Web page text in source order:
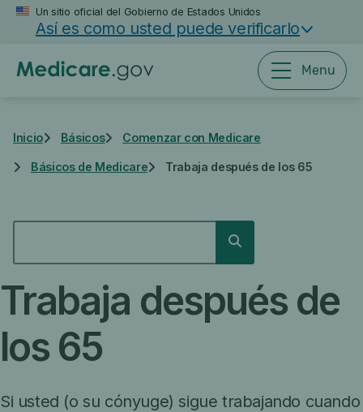
Saltar
principal
Un sitio oficial del Gobierno de Estados Unidos
Así es como usted puede verificarlo
Menu
Inicio Básicos Comenzar con Medicare
Básicos de Medicare Trabaja después de los 65
Buscar
Trabaja después de
los 65
Si usted (o su cónyuge) sigue trabajando cuando